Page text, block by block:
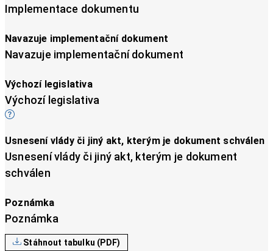
Implementace dokumentu
Navazuje implementační dokument
Navazuje implementační dokument
Výchozí legislativa
Výchozí legislativa
Usnesení vlády či jiný akt, kterým je dokument schválen
Usnesení vlády či jiný akt, kterým je dokument
schválen
Poznámka
Poznámka
Stáhnout tabulku (PDF)